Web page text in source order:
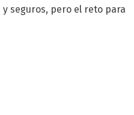
seguros, pero el reto para